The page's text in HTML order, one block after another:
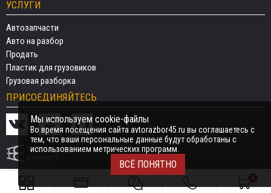
УСЛУГИ
Автозапчасти
Авто на разбор
Продать
Пластик для грузовиков
Грузовая разборка
ПРИСОЕДИНЯЙТЕСЬ
СДЕЛАНО
Мы используем cookie-файлы
Во время посещения сайта avtorazbor45.ru вы соглашаетесь с
тем, что ваши персональные данные будут обработаны с
использованием метрических программ.
ВСЁ ПОНЯТНО